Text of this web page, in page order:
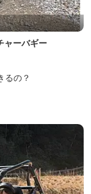
ャーバギー
るの？